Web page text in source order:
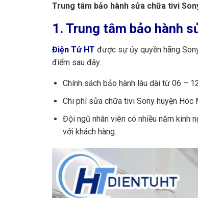
Trung tâm bảo hành sửa chữa tivi
1. Trung tâm bảo hành
Điện Tử HT được sự ủy quyền hãng
điểm sau đây:
Chính sách bảo hành lâu dài từ 06 –
Chi phí sửa chữa tivi Sony huyện Hóc
Đội ngũ nhân viên có nhiều năm kinh
với khách hàng.